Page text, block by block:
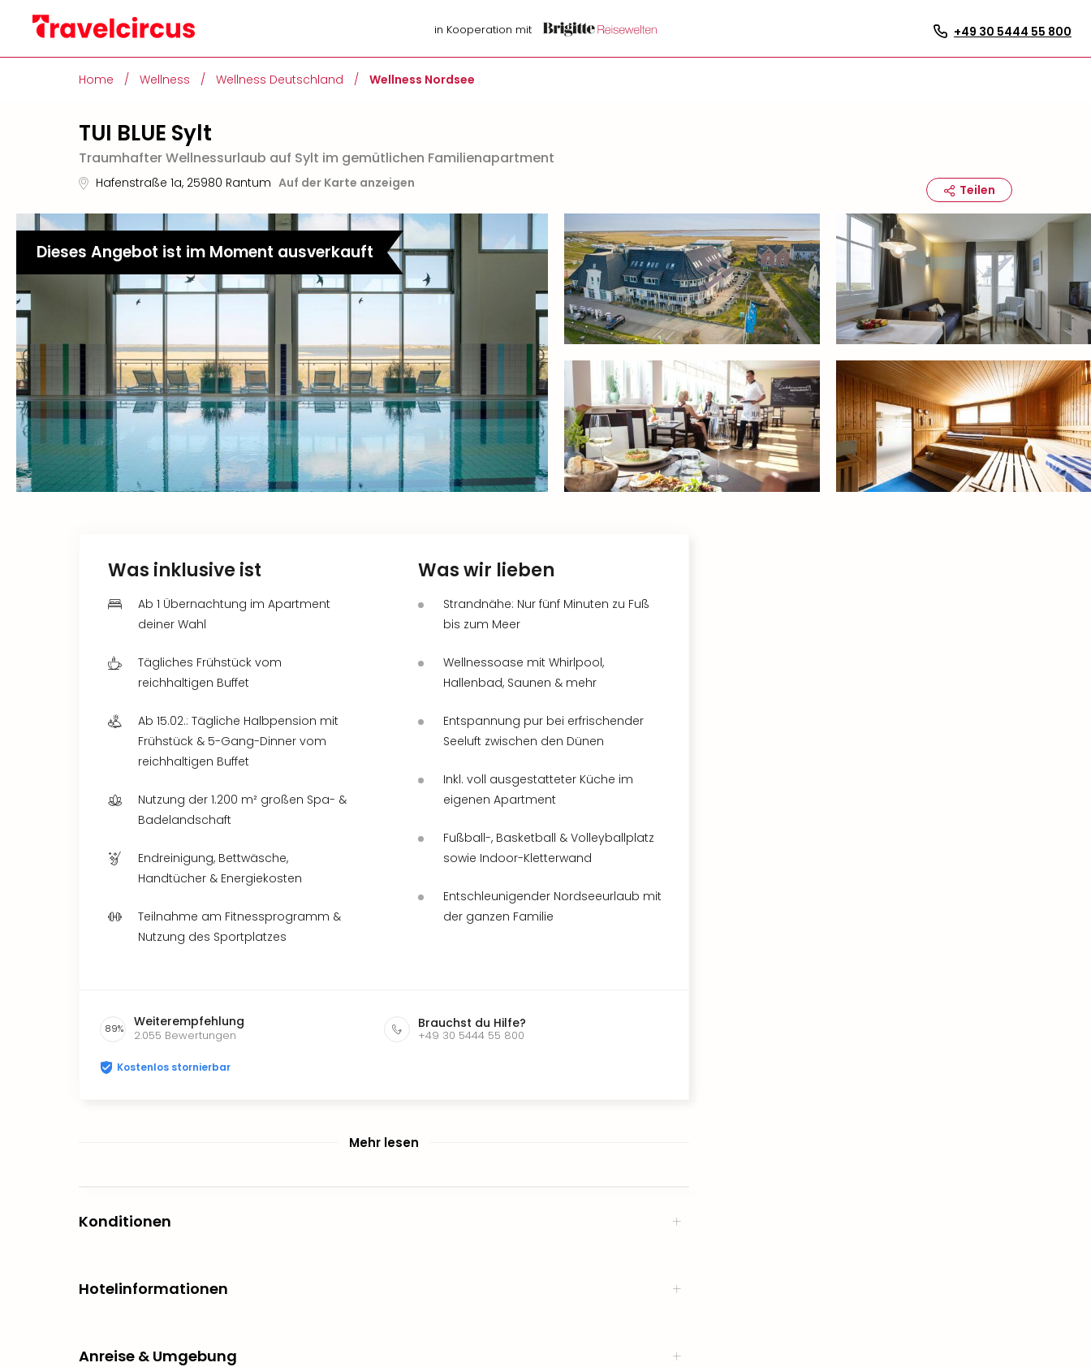
in Kooperation mit +49 30 5444 55 800
Home / Wellness / Wellness Deutschland / Wellness Nordsee
TUI BLUE Sylt
Traumhafter Wellnessurlaub auf Sylt im gemütlichen Familienapartment
Hafenstraße 1a, 25980 Rantum Auf der Karte anzeigen Teilen
Dieses Angebot ist im Moment ausverkauft
Was inklusive ist
Ab 1 Übernachtung im Apartment
deiner Wahl
Tägliches Frühstück vom
reichhaltigen Buffet
Ab 15.02.: Tägliche Halbpension mit
Frühstück & 5-Gang-Dinner vom
reichhaltigen Buffet
Nutzung der 1.200 m² großen Spa- &
Badelandschaft
Endreinigung, Bettwäsche,
Handtücher & Energiekosten
Teilnahme am Fitnessprogramm &
Nutzung des Sportplatzes
Was wir lieben
Strandnähe: Nur fünf Minuten zu Fuß
bis zum Meer
Wellnessoase mit Whirlpool,
Hallenbad, Saunen & mehr
Entspannung pur bei erfrischender
Seeluft zwischen den Dünen
Inkl. voll ausgestatteter Küche im
eigenen Apartment
Fußball-, Basketball & Volleyballplatz
sowie Indoor-Kletterwand
Entschleunigender Nordseeurlaub mit
der ganzen Familie
89% Weiterempfehlung
2.055 Bewertungen
Brauchst du Hilfe?
+49 30 5444 55 800
Kostenlos stornierbar
Mehr lesen
Konditionen
Hotelinformationen
Anreise & Umgebung